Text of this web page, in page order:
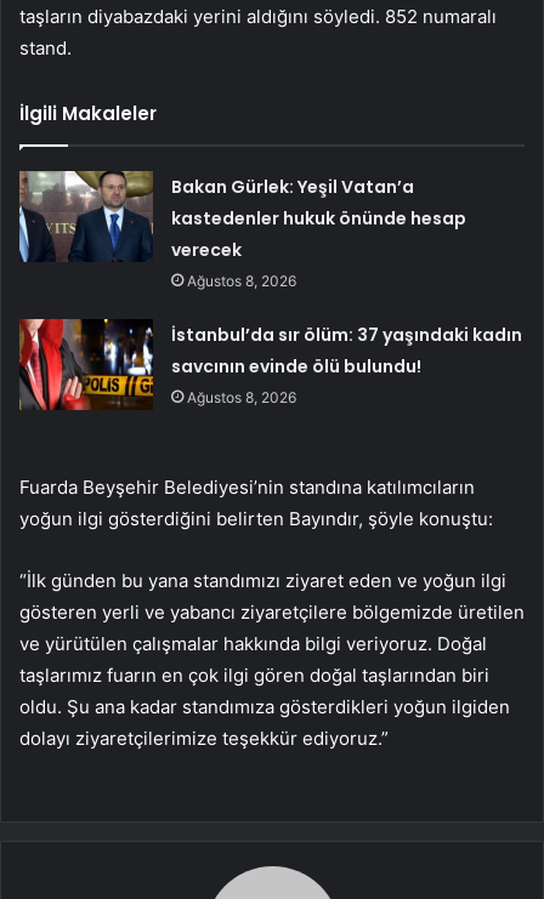
taşların diyabazdaki yerini aldığını söyledi. 852 numaralı
stand.
İlgili Makaleler
Bakan Gürlek: Yeşil Vatan’a
kastedenler hukuk önünde hesap
verecek
Ağustos 8, 2026
İstanbul’da sır ölüm: 37 yaşındaki kadın
savcının evinde ölü bulundu!
Ağustos 8, 2026
Fuarda Beyşehir Belediyesi’nin standına katılımcıların
yoğun ilgi gösterdiğini belirten Bayındır, şöyle konuştu:
“İlk günden bu yana standımızı ziyaret eden ve yoğun ilgi
gösteren yerli ve yabancı ziyaretçilere bölgemizde üretilen
ve yürütülen çalışmalar hakkında bilgi veriyoruz. Doğal
taşlarımız fuarın en çok ilgi gören doğal taşlarından biri
oldu. Şu ana kadar standımıza gösterdikleri yoğun ilgiden
dolayı ziyaretçilerimize teşekkür ediyoruz.”